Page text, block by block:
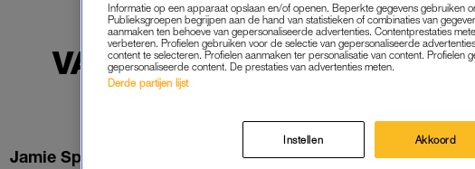
VADER EIST GELD VAN
ADVOCAAT REAGEERT
MEDIA|OPMERKELIJK
Jamie Spears heeft een rechter gevraagd zijn dochter
Informatie op een apparaat opslaan en/of openen. Beperkte gegevens gebruiken
Publieksgroepen begrijpen aan de hand van statistieken of combinaties van
aanmaken ten behoeve van gepersonaliseerde advertenties. Contentprestaties
verbeteren. Profielen gebruiken voor de selectie van gepersonaliseerde
content te selecteren. Profielen aanmaken ter personalisatie van content. Profielen
gepersonaliseerde content. De prestaties van advertenties meten.
Derde partijen lijst
Instellen Akkoord